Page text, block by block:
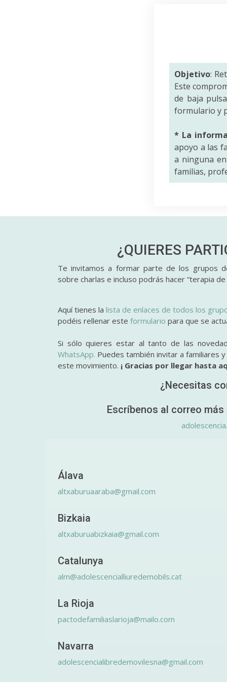
Objetivo:
Este
de baja
formulario y
* La
apoyo a las
a ninguna
familias,
¿QUIERES
Te invitamos a formar parte de los grupos
sobre charlas e incluso podrás hacer “terapia de
Aquí tienes lalista de enlaces de todos los
podéis rellenar este formulario para que se
Si sólo quieres estar al tanto de las
WhatsApp. Puedes también invitar a familiares
este movimiento. ¡ Gracias por llegar hasta
¿Necesitas
Escríbenos al correo
Álava
altxaburuaaraba@gmail.com
Bizkaia
altxaburuabizkaia@gmail.com
Catalunya
alm@adolescencialliuredemobils.cat
La Rioja
pactodefamiliaslarioja@mailo.com
Navarra
adolescencialibredemovilesna@gmail.com